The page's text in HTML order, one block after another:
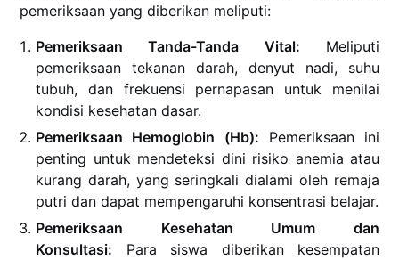
pemeriksaan yang diberikan meliputi:
Pemeriksaan Tanda-Tanda Vital: Meliputi
pemeriksaan tekanan darah, denyut nadi, suhu
tubuh, dan frekuensi pernapasan untuk menilai
kondisi kesehatan dasar.
Pemeriksaan Hemoglobin (Hb): Pemeriksaan ini
penting untuk mendeteksi dini risiko anemia atau
kurang darah, yang seringkali dialami oleh remaja
putri dan dapat mempengaruhi konsentrasi belajar.
Pemeriksaan Kesehatan Umum dan
Konsultasi: Para siswa diberikan kesempatan